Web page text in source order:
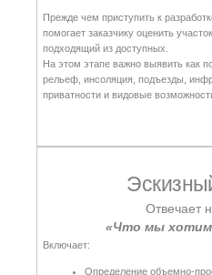
Проект
Сценарии освещения
Если архитектура это в большей степени
следует уделить время каждой детали,